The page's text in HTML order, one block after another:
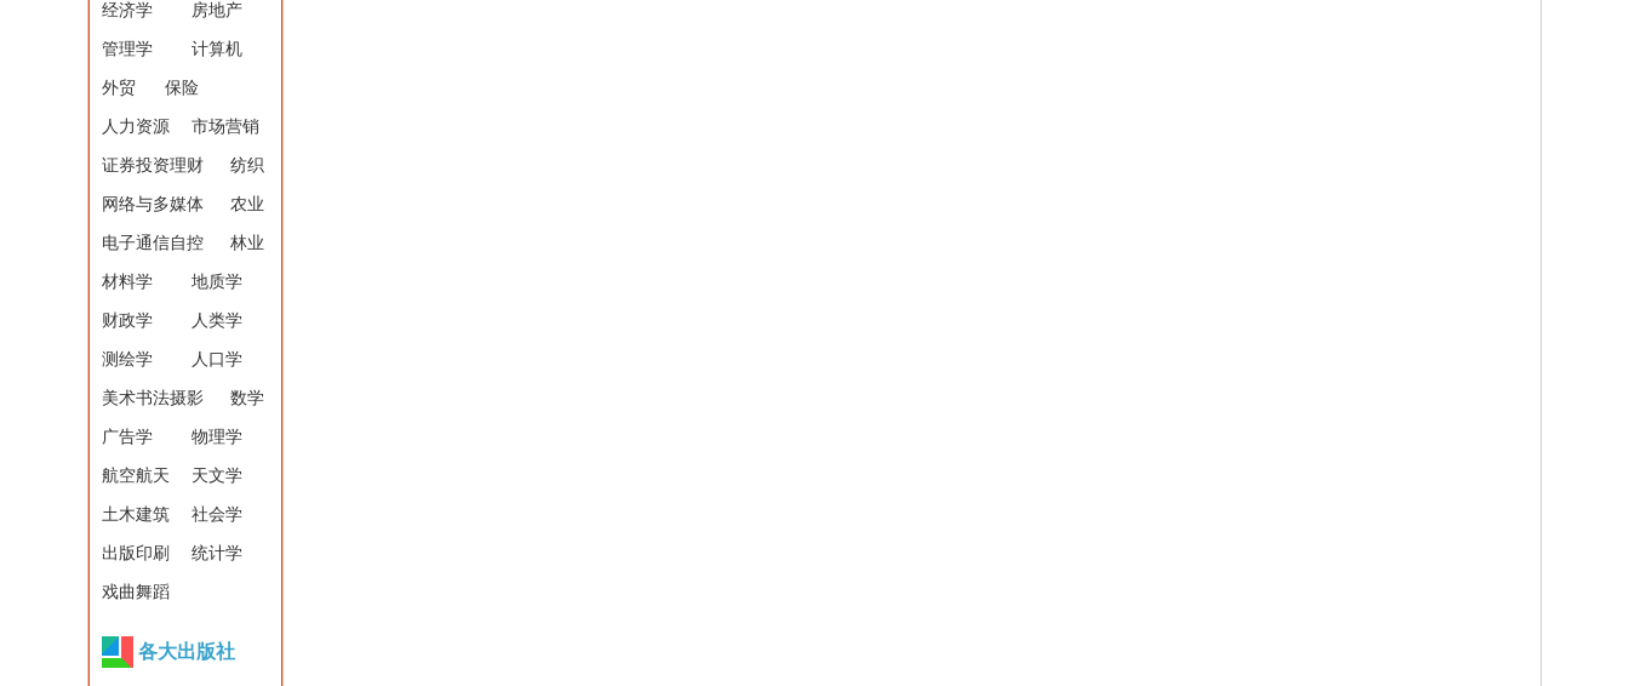
经济学 房地产
管理学 计算机
外贸 保险
人力资源 市场营销
证券投资理财 纺织
网络与多媒体 农业
电子通信自控 林业
材料学 地质学
财政学 人类学
测绘学 人口学
美术书法摄影 数学
广告学 物理学
航空航天 天文学
土木建筑 社会学
出版印刷 统计学
戏曲舞蹈
各大出版社